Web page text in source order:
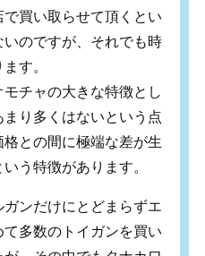
買い取らせて頂くとい
のですが、それでも時
す。
チャの大きな特徴とし
り多くはないという点
との間に極端な差が生
う特徴があります。
ンだけにとどまらずエ
多数のトイガンを買い